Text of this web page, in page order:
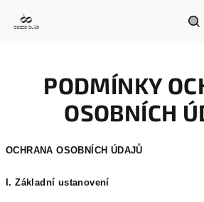
PODMÍNKY
OSOBNÍCH
OCHRANA OSOBNÍCH ÚDAJŮ
I.Základní ustanovení